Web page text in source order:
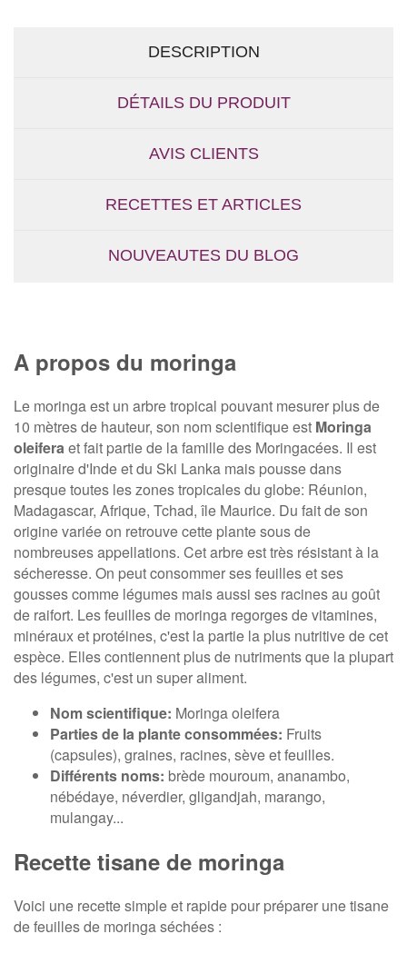
DESCRIPTION
DÉTAILS DU PRODUIT
AVIS CLIENTS
RECETTES ET ARTICLES
NOUVEAUTES DU BLOG
A propos du moringa
Le moringa est un arbre tropical pouvant mesurer plus de
10 mètres de hauteur, son nom scientifique est Moringa
oleiferaet fait partie de la famille des Moringacées. Il est
originaire d'Inde et du Ski Lanka mais pousse dans
presque toutes les zones tropicales du globe: Réunion,
Madagascar, Afrique, Tchad, île Maurice. Du fait de son
origine variée on retrouve cette plante sous de
nombreuses appellations. Cet arbre est très résistant à la
sécheresse. On peut consommer ses feuilles et ses
gousses comme légumes mais aussi ses racines au goût
de raifort. Les feuilles de moringa regorges de vitamines,
minéraux et protéines, c'est la partie la plus nutritive de cet
espèce. Elles contiennent plus de nutriments que la plupart
des légumes, c'est un super aliment.
Nom scientifique: Moringa oleifera
Parties de la plante consommées: Fruits
(capsules), graines, racines, sève et feuilles.
Différents noms: brède mouroum, ananambo,
nébédaye, néverdier, gligandjah, marango,
mulangay...
Recette tisane de moringa
Voici une recette simple et rapide pour préparer une tisane
de feuilles de moringa séchées :